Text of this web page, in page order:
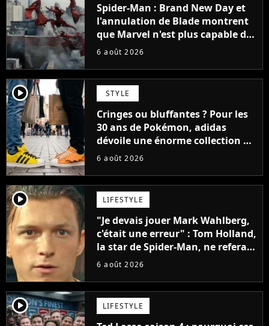
Spider-Man : Brand New Day et
l'annulation de Blade montrent
que Marvel n'est plus capable de
faire quoi que ce soit de simple
6 août 2026
player2 STYLE
Cringes ou bluffantes ? Pour les
30 ans de Pokémon, adidas
dévoile une énorme collection de
sneakers et je ne sais pas quoi en
6 août 2026
player2 LIFESTYLE
"Je devais jouer Mark Wahlberg,
c'était une erreur" : Tom Holland,
la star de Spider-Man, ne referait
pas ce blockbuster
6 août 2026
player2 LIFESTYLE